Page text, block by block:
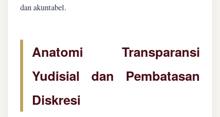
dan akuntabel.
Anatomi Transparansi
Yudisial dan Pembatasan
Diskresi